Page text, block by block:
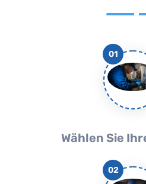
01
Wählen Sie
02